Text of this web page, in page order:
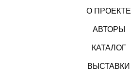
О ПРОЕКТЕ
АВТОРЫ
КАТАЛОГ
ВЫСТАВКИ